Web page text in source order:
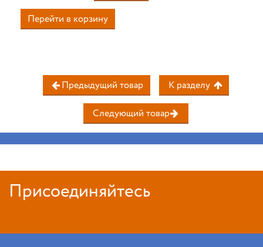
Перейти в корзину
Предыдущий товар К разделу
Следующий товар
Присоединяйтесь